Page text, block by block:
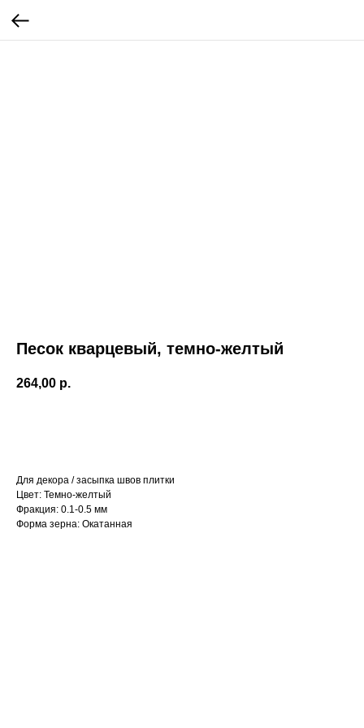
Песок кварцевый, темно-желтый
264,00 р.
Для декора / засыпка швов плитки
Цвет: Темно-желтый
Фракция: 0.1-0.5 мм
Форма зерна: Окатанная